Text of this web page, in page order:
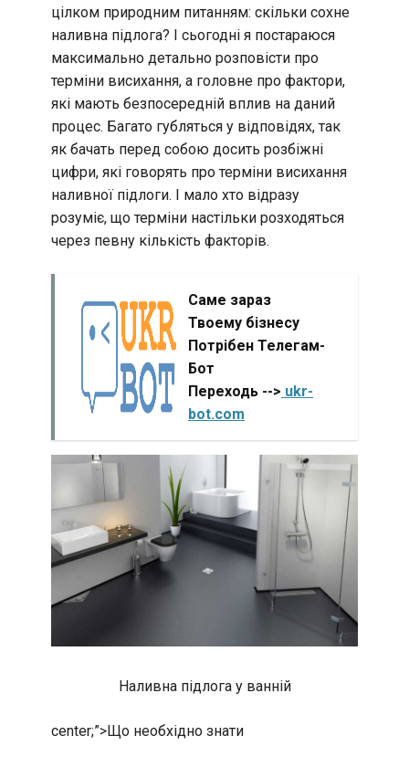
цілком природним питанням: скільки сохне
наливна підлога? І сьогодні я постараюся
максимально детально розповісти про
терміни висихання, а головне про фактори,
які мають безпосередній вплив на даний
процес. Багато губляться у відповідях, так
як бачать перед собою досить розбіжні
цифри, які говорять про терміни висихання
наливної підлоги. І мало хто відразу
розуміє, що терміни настільки розходяться
через певну кількість факторів.
Саме зараз
Твоему бізнесу
Потрібен Телегам-
Бот
Переходь --> ukr-
bot.com
Наливна підлога у ванній
center;”>Що необхідно знати